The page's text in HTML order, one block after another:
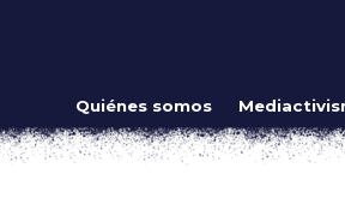
Quiénes somos
en los cuerpos digitales
feminista
complejidad de las relaciones